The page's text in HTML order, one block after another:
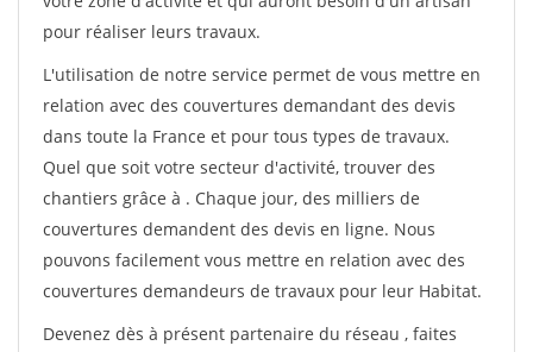
pour réaliser leurs travaux.
L'utilisation de notre service permet de vous mettre en
relation avec des couvertures demandant des devis
dans toute la France et pour tous types de travaux.
Quel que soit votre secteur d'activité, trouver des
chantiers grâce à . Chaque jour, des milliers de
couvertures demandent des devis en ligne. Nous
pouvons facilement vous mettre en relation avec des
couvertures demandeurs de travaux pour leur Habitat.
Devenez dès à présent partenaire du réseau , faites